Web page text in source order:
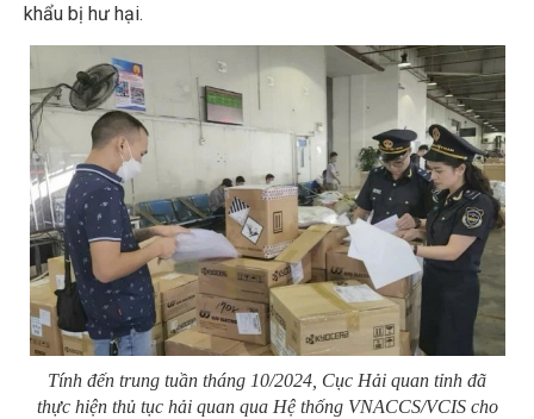
khẩu bị hư hại.
Tính đến trung tuần tháng 10/2024, Cục Hải quan tỉnh đã
thực hiện thủ tục hải quan qua Hệ thống VNACCS/VCIS cho